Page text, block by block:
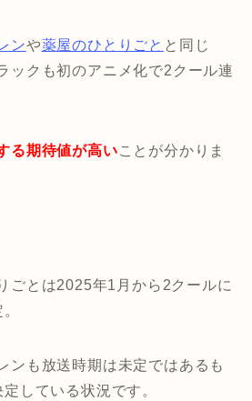
ンや薬屋のひとりごと と同じ
ックも初のアニメ化で2クール連
る期待値が高いことが分かりま
ごとは2025年1月から2クールに
ンも放送時期は未定ではあるも
している状況です。